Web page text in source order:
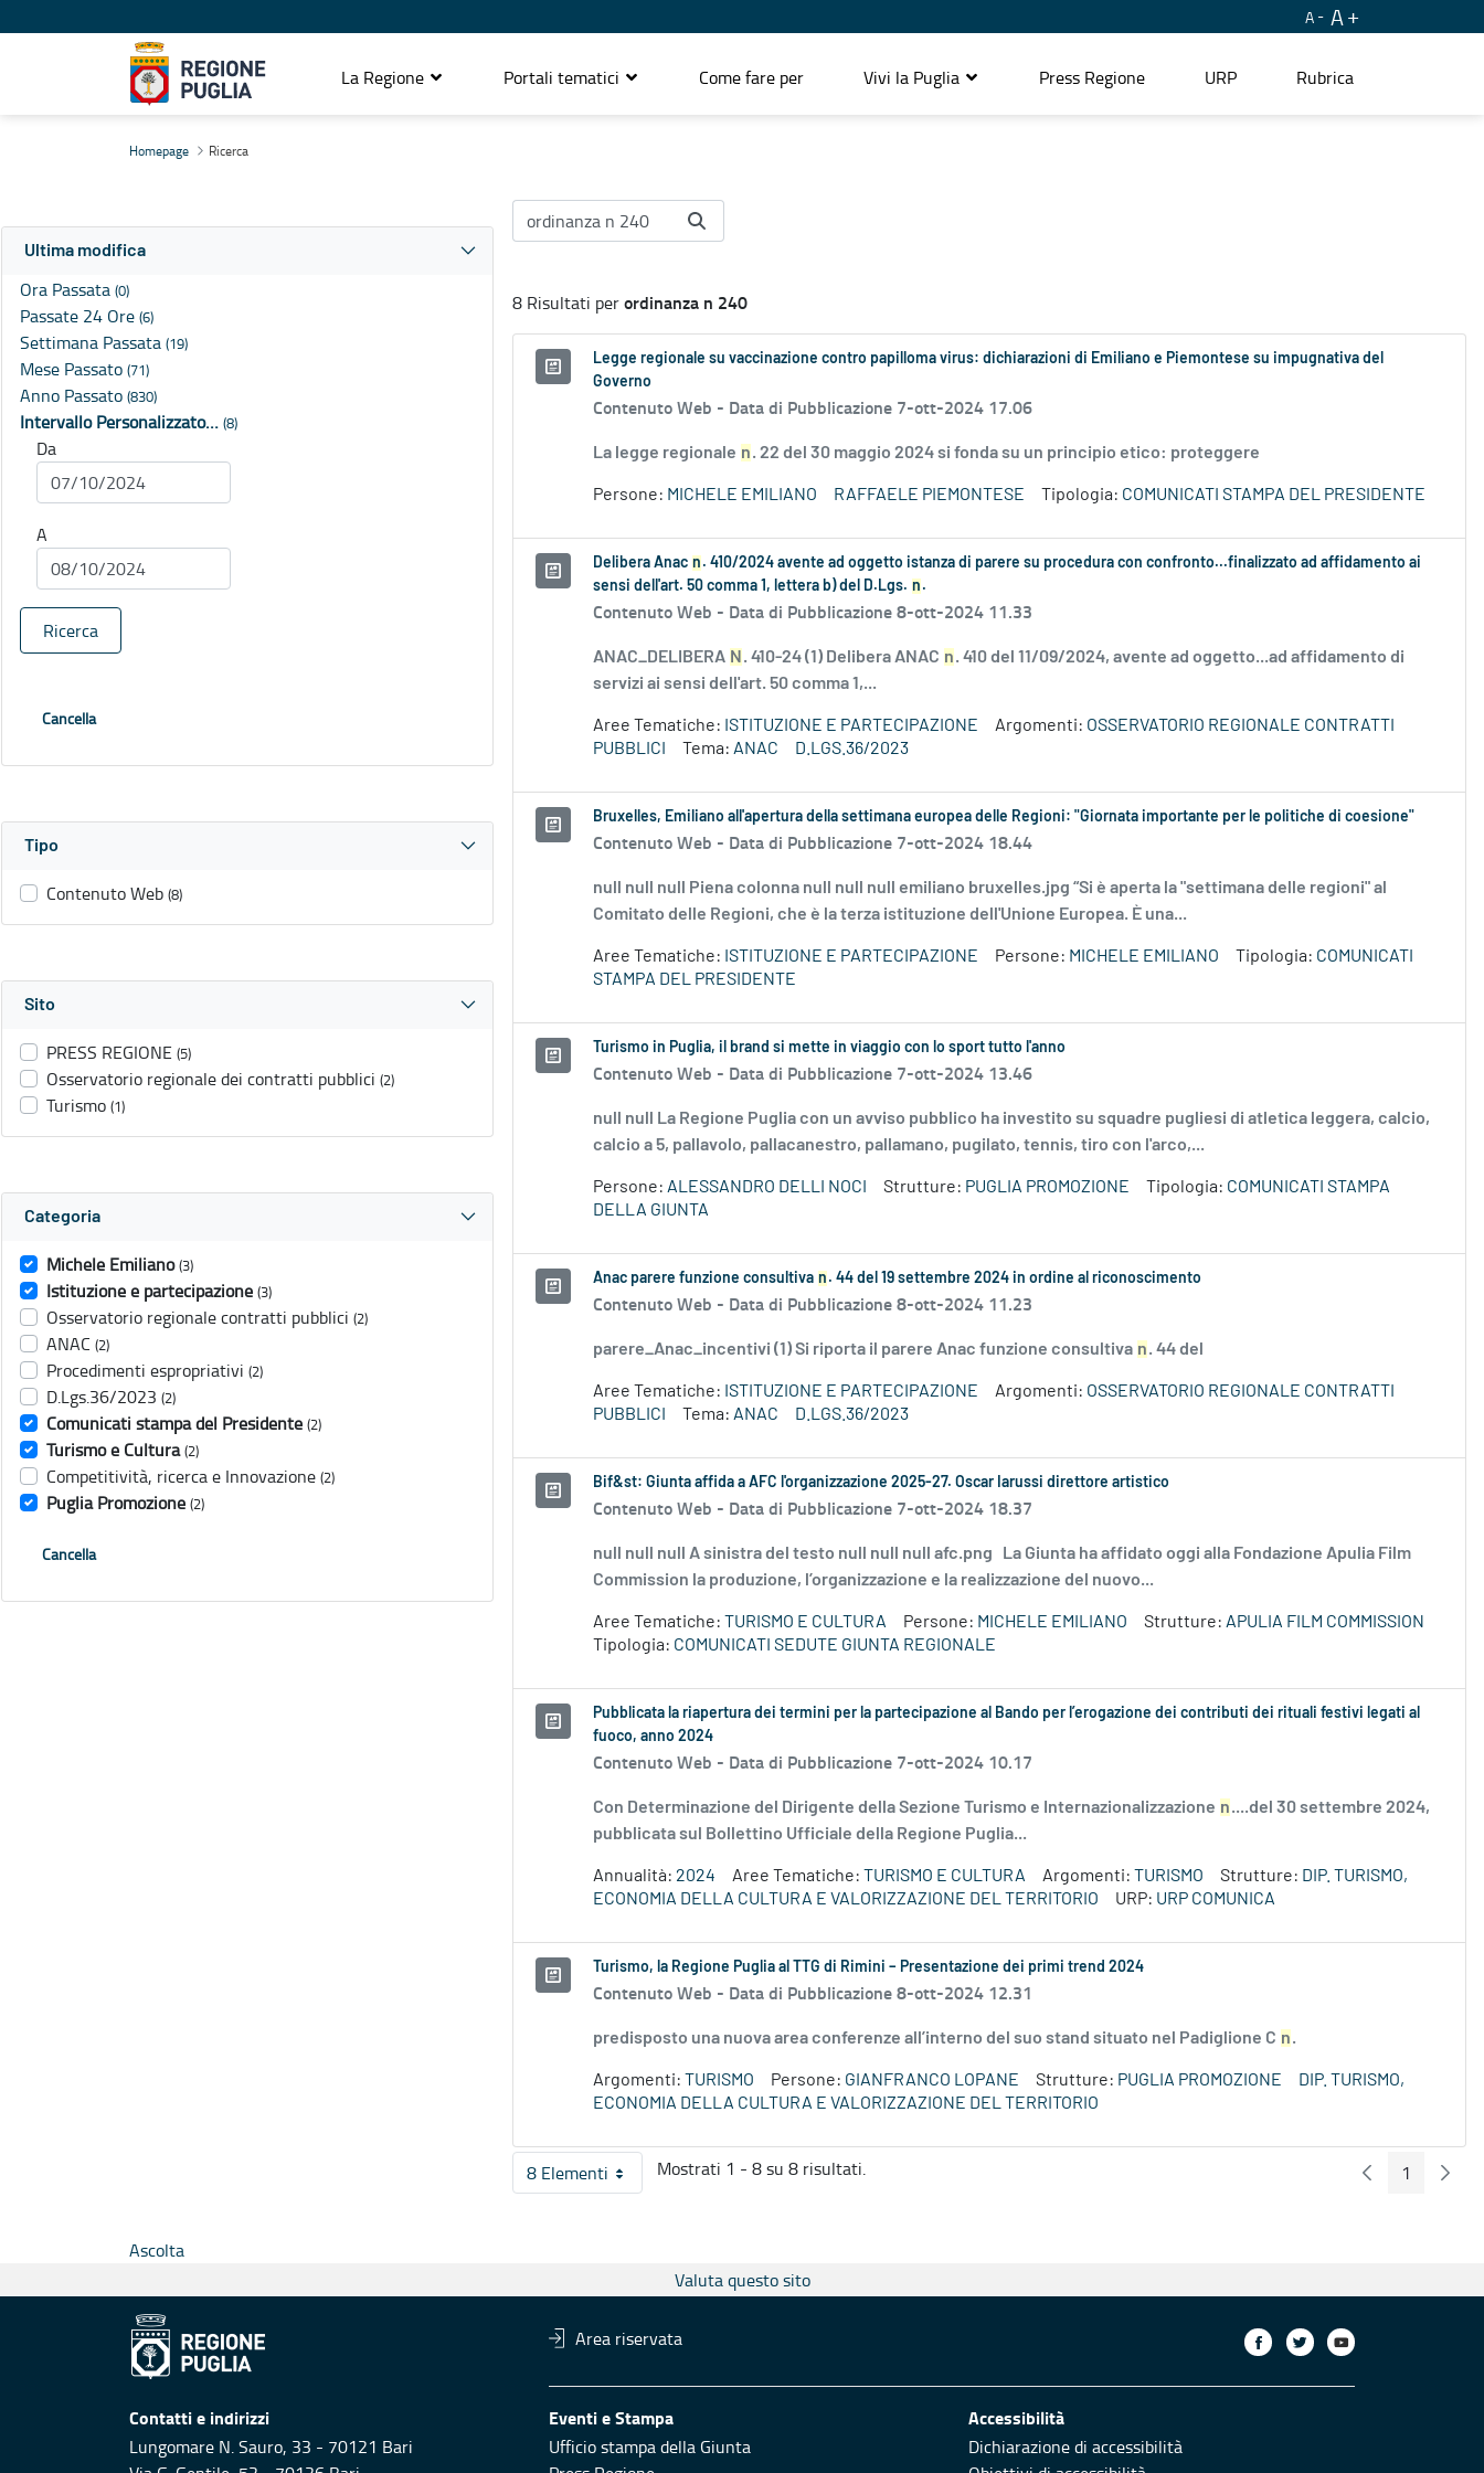
A A
La Regione Portali tematici Come fare per Vivi la Puglia Press Regione URP Rubrica
Homepage Ricerca
Ultima modifica
Ora Passata (0)
Passate 24 Ore (6)
Settimana Passata (19)
Mese Passato (71)
Anno Passato (830)
Intervallo Personalizzato… (8)
Da
A
Ricerca
Cancella
Tipo
Contenuto Web (8)
Sito
PRESS REGIONE (5)
Osservatorio regionale dei contratti pubblici (2)
Turismo (1)
Categoria
Michele Emiliano (3)
Istituzione e partecipazione (3)
Osservatorio regionale contratti pubblici (2)
ANAC (2)
Procedimenti espropriativi (2)
D.Lgs.36/2023 (2)
Comunicati stampa del Presidente (2)
Turismo e Cultura (2)
Competitività, ricerca e Innovazione (2)
Puglia Promozione (2)
Cancella
8 Risultati perordinanza n 240
Legge regionale su vaccinazione contro papilloma virus: dichiarazioni di Emiliano e Piemontese su impugnativa del
Governo
Contenuto Web - Data di Pubblicazione 7-ott-2024 17.06
La legge regionale n. 22 del 30 maggio 2024 si fonda su un principio etico: proteggere
Persone: MICHELE EMILIANO RAFFAELE PIEMONTESE Tipologia: COMUNICATI STAMPA DEL PRESIDENTE
Delibera Anac n . 410/2024 avente ad oggetto istanza di parere su procedura con confronto...finalizzato ad affidamento ai
sensi dell'art. 50 comma 1, lettera b) del D.Lgs. n .
Contenuto Web - Data di Pubblicazione 8-ott-2024 11.33
ANAC_DELIBERA N . 410-24 (1) Delibera ANAC n. 410 del 11/09/2024, avente ad oggetto...ad affidamento di
servizi ai sensi dell'art. 50 comma 1,...
Aree Tematiche: ISTITUZIONE E PARTECIPAZIONE Argomenti: OSSERVATORIO REGIONALE CONTRATTI
PUBBLICI
Tema: ANAC D.LGS.36/2023
Bruxelles, Emiliano all'apertura della settimana europea delle Regioni: "Giornata importante per le politiche di coesione"
Contenuto Web - Data di Pubblicazione 7-ott-2024 18.44
null null null Piena colonna null null null emiliano bruxelles.jpg “Si è aperta la "settimana delle regioni" al
Comitato delle Regioni, che è la terza istituzione dell'Unione Europea. È una...
Aree Tematiche: ISTITUZIONE E PARTECIPAZIONE Persone: MICHELE EMILIANO Tipologia: COMUNICATI
STAMPA DEL PRESIDENTE
Turismo in Puglia, il brand si mette in viaggio con lo sport tutto l'anno
Contenuto Web - Data di Pubblicazione 7-ott-2024 13.46
null null La Regione Puglia con un avviso pubblico ha investito su squadre pugliesi di atletica leggera, calcio,
calcio a 5, pallavolo, pallacanestro, pallamano, pugilato, tennis, tiro con l'arco,...
Persone: ALESSANDRO DELLI NOCI Strutture: PUGLIA PROMOZIONE Tipologia: COMUNICATI STAMPA
DELLA GIUNTA
Anac parere funzione consultiva n . 44 del 19 settembre 2024 in ordine al riconoscimento
Contenuto Web - Data di Pubblicazione 8-ott-2024 11.23
parere_Anac_incentivi (1) Si riporta il parere Anac funzione consultiva n. 44 del
Aree Tematiche: ISTITUZIONE E PARTECIPAZIONE Argomenti: OSSERVATORIO REGIONALE CONTRATTI
PUBBLICI
Tema: ANAC D.LGS.36/2023
Bif&st: Giunta affida a AFC l'organizzazione 2025-27. Oscar Iarussi direttore artistico
Contenuto Web - Data di Pubblicazione 7-ott-2024 18.37
null null null A sinistra del testo null null null afc.png La Giunta ha affidato oggi alla Fondazione Apulia Film
Commission la produzione, l’organizzazione e la realizzazione del nuovo...
Aree Tematiche: TURISMO E CULTURA Persone: MICHELE EMILIANO Strutture: APULIA FILM COMMISSION
Tipologia: COMUNICATI SEDUTE GIUNTA REGIONALE
Pubblicata la riapertura dei termini per la partecipazione al Bando per l’erogazione dei contributi dei rituali festivi legati al
fuoco, anno 2024
Contenuto Web - Data di Pubblicazione 7-ott-2024 10.17
Con Determinazione del Dirigente della Sezione Turismo e Internazionalizzazione n....del 30 settembre 2024,
pubblicata sul Bollettino Ufficiale della Regione Puglia...
Annualità: 2024 Aree Tematiche: TURISMO E CULTURA Argomenti: TURISMO Strutture: DIP. TURISMO,
ECONOMIA DELLA CULTURA E VALORIZZAZIONE DEL TERRITORIO
URP: URP COMUNICA
Turismo, la Regione Puglia al TTG di Rimini – Presentazione dei primi trend 2024
Contenuto Web - Data di Pubblicazione 8-ott-2024 12.31
predisposto una nuova area conferenze all’interno del suo stand situato nel Padiglione C n.
Argomenti: TURISMO Persone: GIANFRANCO LOPANE Strutture: PUGLIA PROMOZIONE
DIP. TURISMO,
ECONOMIA DELLA CULTURA E VALORIZZAZIONE DEL TERRITORIO
8 ElementiPer pagina
Mostrati 1 - 8 su 8 risultati. PaginaPagina
1
Ascolta
Valuta questo sito
Area riservata
Contatti e indirizzi
Lungomare N. Sauro, 33 - 70121 Bari
Eventi e Stampa
Ufficio stampa della Giunta
Accessibilità
Dichiarazione di accessibilità